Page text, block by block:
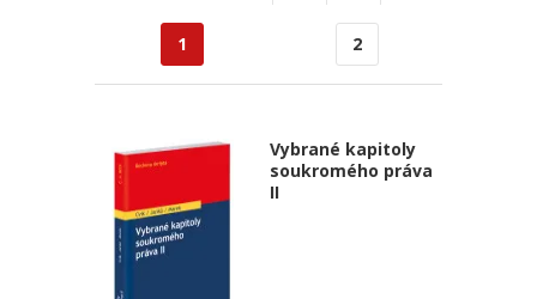
1 2
Vybrané kapitoly
soukromého práva
II